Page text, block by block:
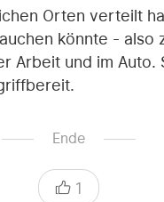
Orten verteilt
könnte - also
Arbeit und im Auto.
Ende
1